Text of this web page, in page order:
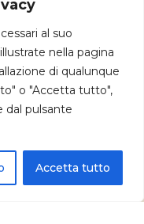
al suo
nella pagina
di qualunque
o "Accetta tutto",
dal pulsante
Accetta tutto